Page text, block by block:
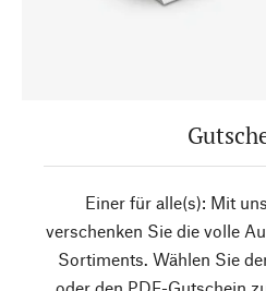
Einer für alle(s): Mit
verschenken Sie die volle
Sortiments. Wählen Sie